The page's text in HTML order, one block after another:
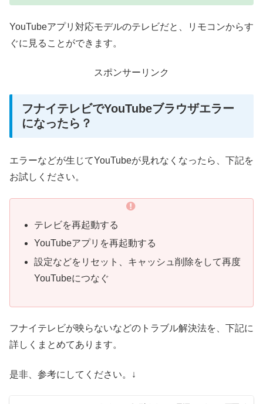
YouTubeアプリ対応モデルのテレビだと、リモコンからす
ぐに見ることができます。
スポンサーリンク
フナイテレビでYouTubeブラウザエラー
になったら？
エラーなどが生じてYouTubeが見れなくなったら、下記を
お試しください。
テレビを再起動する
YouTubeアプリを再起動する
設定などをリセット、キャッシュ削除をして再度
YouTubeにつなぐ
フナイテレビが映らないなどのトラブル解決法を、下記に
詳しくまとめてあります。
是非、参考にしてください。↓